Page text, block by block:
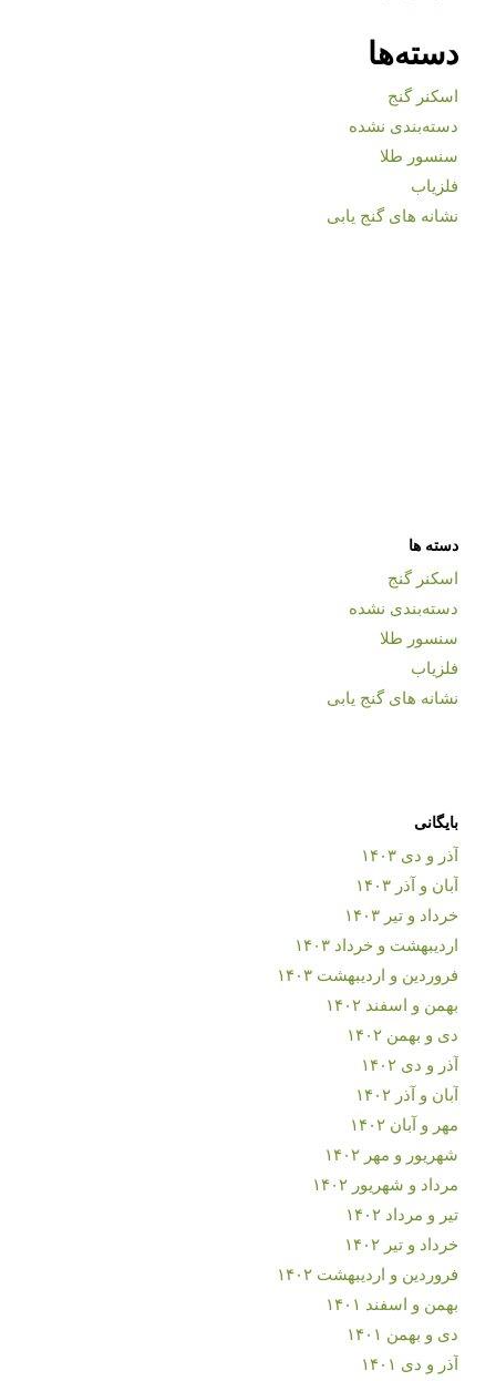
دسته‌ها
اسکنر گنج
دسته‌بندی نشده
سنسور طلا
فلزیاب
نشانه های گنج یابی
دسته ها
اسکنر گنج
دسته‌بندی نشده
سنسور طلا
فلزیاب
نشانه های گنج یابی
بایگانی
آذر و دی ۱۴۰۳
آبان و آذر ۱۴۰۳
خرداد و تیر ۱۴۰۳
اردیبهشت و خرداد ۱۴۰۳
فروردین و اردیبهشت ۱۴۰۳
بهمن و اسفند ۱۴۰۲
دی و بهمن ۱۴۰۲
آذر و دی ۱۴۰۲
آبان و آذر ۱۴۰۲
مهر و آبان ۱۴۰۲
شهریور و مهر ۱۴۰۲
مرداد و شهریور ۱۴۰۲
تیر و مرداد ۱۴۰۲
خرداد و تیر ۱۴۰۲
فروردین و اردیبهشت ۱۴۰۲
بهمن و اسفند ۱۴۰۱
دی و بهمن ۱۴۰۱
آذر و دی ۱۴۰۱